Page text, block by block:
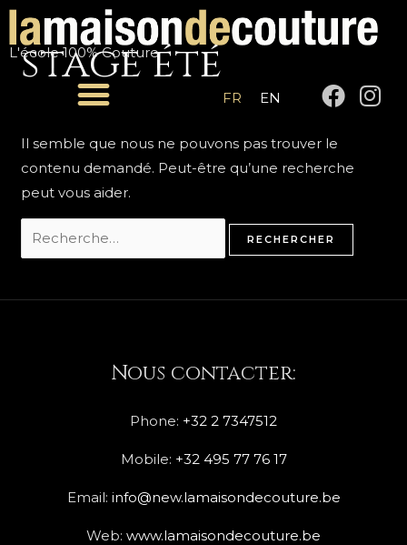
Aller
contenu
L'école 100% Couture
FR EN
F
a
c
e
o
k
I
n
stage été
Il semble que nous ne pouvons pas trouver le
contenu demandé. Peut-être qu’une recherche
peut vous aider.
Rechercher :
Nous contacter:
Phone: +32 2 7347512
Mobile: +32 495 77 76 17
Email: info@new.lamaisondecouture.be
Web: www.lamaisondecouture.be